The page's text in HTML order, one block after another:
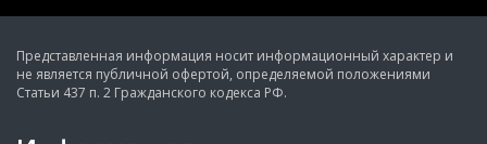
Представленная информация носит информационный характер и
не является публичной офертой, определяемой положениями
Статьи 437 п. 2 Гражданского кодекса РФ.